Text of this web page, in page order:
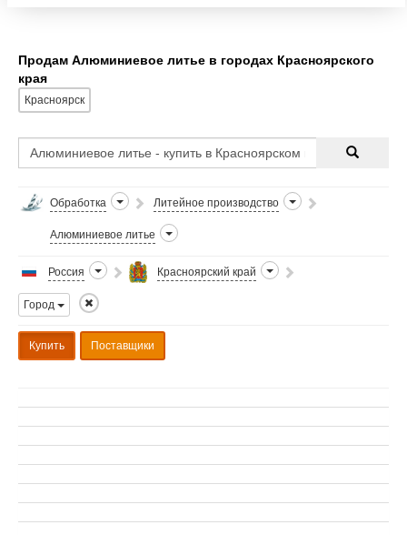
Продам Алюминиевое литье в городах Красноярского
края
Красноярск
Обработка Литейное производство
Алюминиевое литье
Россия Красноярский край
Город
Купить Поставщики